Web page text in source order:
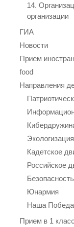
14.
организации
ГИА
Новости
Прием
food
Направления
Кадетское
Российское
Юнармия
Наша Победа
Прием в 1